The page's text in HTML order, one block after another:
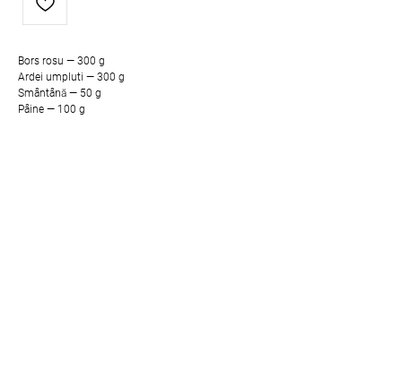
Bors rosu — 300 g
Ardei umpluti — 300 g
Smântână — 50 g
Pâine — 100 g